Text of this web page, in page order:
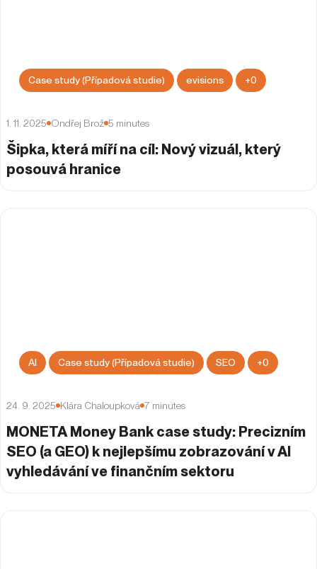
1. 11. 2025 Ondřej Brož 5 minutes
Šipka, která míří na cíl: Nový vizuál, který
posouvá hranice
Case study (Případová studie) evisions +0
24. 9. 2025 Klára Chaloupková 7 minutes
MONETA Money Bank case study: Precizním
SEO (a GEO) k nejlepšímu zobrazování v AI
vyhledávání ve finančním sektoru
AI Case study (Případová studie) SEO +0